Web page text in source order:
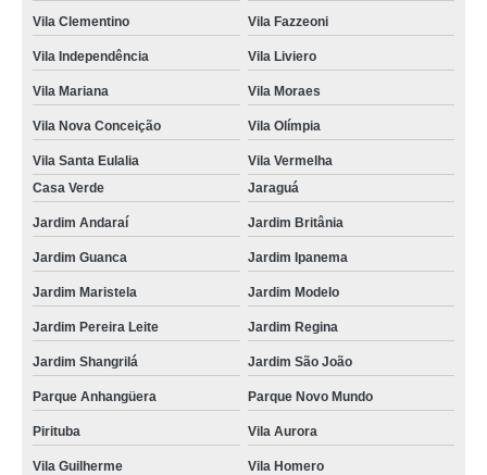
Vila Clementino Vila Fazzeoni
Vila Independência Vila Liviero
Vila Mariana Vila Moraes
Vila Nova Conceição Vila Olímpia
Vila Santa Eulalia
Vila Vermelha
Casa Verde
Jaraguá
Jardim Andaraí Jardim Britânia
Jardim Guanca Jardim Ipanema
Jardim Maristela Jardim Modelo
Jardim Pereira Leite Jardim Regina
Jardim Shangrilá Jardim São João
Parque Anhangüera Parque Novo Mundo
Pirituba Vila Aurora
Vila Guilherme Vila Homero